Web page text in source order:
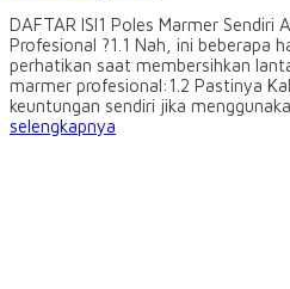
DAFTAR ISI1 Poles Marmer Sendiri
Profesional ?1.1 Nah, ini beberapa
perhatikan saat membersihkan
marmer profesional:1.2 Pastinya
keuntungan sendiri jika
selengkapnya